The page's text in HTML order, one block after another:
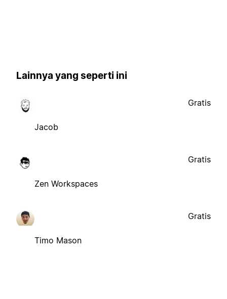
Lainnya yang seperti ini
Jacob
Gratis
Zen Workspaces
Gratis
Timo Mason
Gratis